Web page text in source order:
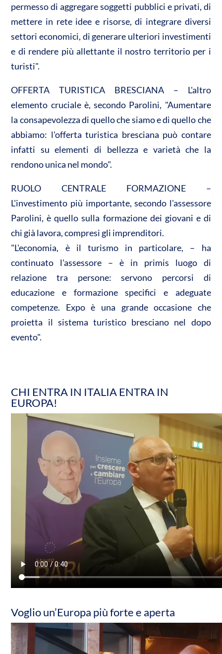
permesso di aggregare soggetti pubblici e privati, di
mettere in rete idee e risorse, di integrare diversi
settori economici, di generare ulteriori investimenti
e di rendere più allettante il nostro territorio per i
turisti".
OFFERTA TURISTICA BRESCIANA – L'altro
elemento cruciale è, secondo Parolini, "Aumentare
la consapevolezza di quello che siamo e di quello che
abbiamo: l'offerta turistica bresciana può contare
infatti su elementi di bellezza e varietà che la
rendono unica nel mondo".
RUOLO CENTRALE FORMAZIONE –
L'investimento più importante, secondo l'assessore
Parolini, è quello sulla formazione dei giovani e di
chi già lavora, compresi gli imprenditori.
"L'economia, è il turismo in particolare, – ha
continuato l'assessore – è in primis luogo di
relazione tra persone: servono percorsi di
educazione e formazione specifici e adeguate
competenze. Expo è una grande occasione che
proietta il sistema turistico bresciano nel dopo
evento".
CHI ENTRA IN ITALIA ENTRA IN
EUROPA!
Voglio un’Europa più forte e aperta